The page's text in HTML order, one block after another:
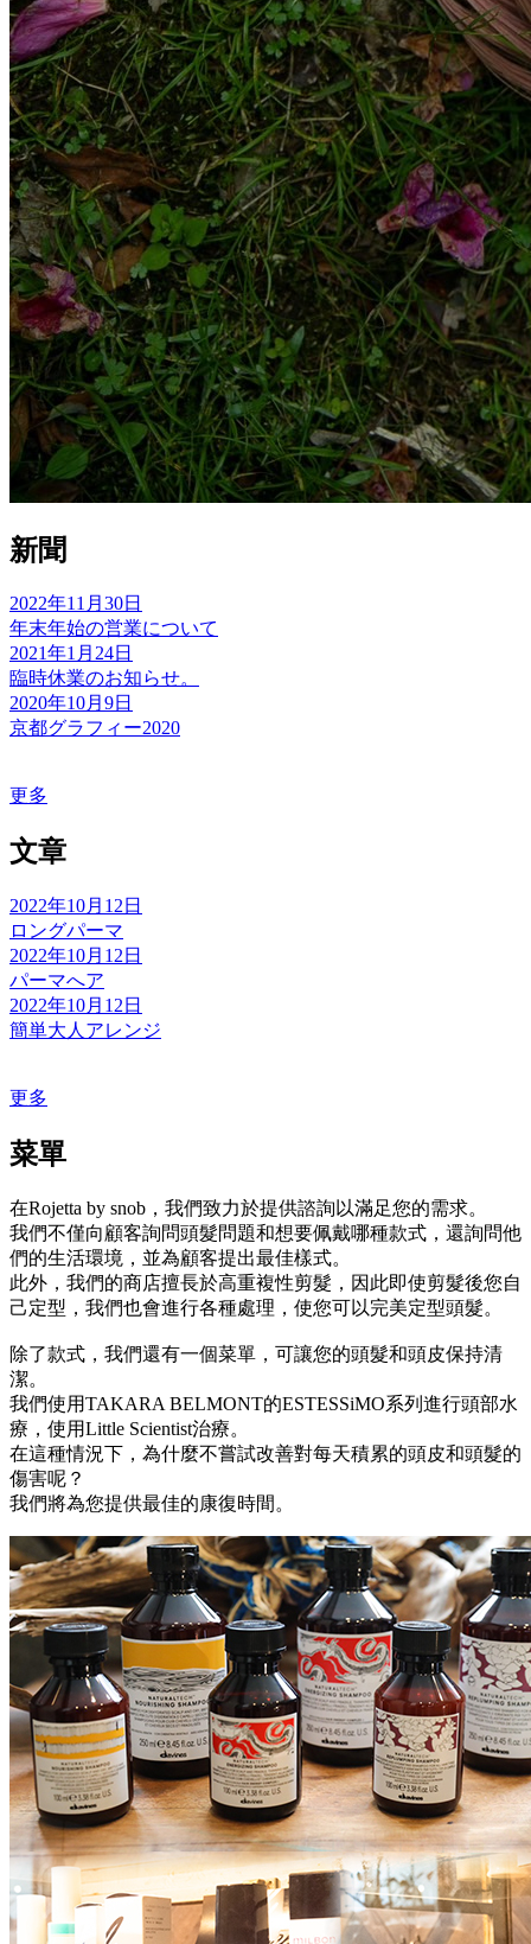
新聞
2022年11月30日
年末年始の営業について
2021年1月24日
臨時休業のお知らせ。
2020年10月9日
京都グラフィー2020
更多
文章
2022年10月12日
ロングパーマ
2022年10月12日
パーマへア
2022年10月12日
簡単大人アレンジ
更多
菜單
在Rojetta by snob，我們致力於提供諮詢以滿足您的需求。
我們不僅向顧客詢問頭髮問題和想要佩戴哪種款式，還詢問他
們的生活環境，並為顧客提出最佳樣式。
此外，我們的商店擅長於高重複性剪髮，因此即使剪髮後您自
己定型，我們也會進行各種處理，使您可以完美定型頭髮。
除了款式，我們還有一個菜單，可讓您的頭髮和頭皮保持清
潔。
我們使用TAKARA BELMONT的ESTESSiMO系列進行頭部水
療，使用Little Scientist治療。
在這種情況下，為什麼不嘗試改善對每天積累的頭皮和頭髮的
傷害呢？
我們將為您提供最佳的康復時間。